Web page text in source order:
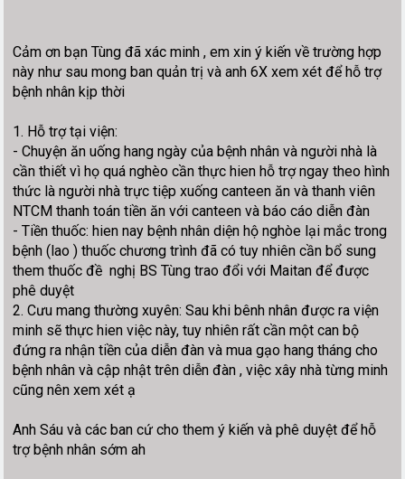
Cảm ơn bạn Tùng đã xác minh , em xin ý kiến về trường hợp
này như sau mong ban quản trị và anh 6X xem xét để hỗ trợ
bệnh nhân kịp thời
1. Hỗ trợ tại viện:
- Chuyện ăn uống hang ngày của bệnh nhân và người nhà là
cần thiết vì họ quá nghèo cần thực hien hỗ trợ ngay theo hình
thức là người nhà trực tiệp xuống canteen ăn và thanh viên
NTCM thanh toán tiền ăn với canteen và báo cáo diễn đàn
- Tiền thuốc: hien nay bệnh nhân diện hộ nghòe lại mắc trong
bệnh (lao ) thuốc chương trình đã có tuy nhiên cần bổ sung
them thuốc đề nghị BS Tùng trao đổi với Maitan để được
phê duyệt
2. Cưu mang thường xuyên: Sau khi bênh nhân được ra viện
minh sẽ thực hien việc này, tuy nhiên rất cần một can bộ
đứng ra nhận tiền của diễn đàn và mua gạo hang tháng cho
bệnh nhân và cập nhật trên diễn đàn , việc xây nhà từng minh
cũng nên xem xét ạ
Anh Sáu và các ban cứ cho them ý kiến và phê duyệt để hỗ
trợ bệnh nhân sớm ah